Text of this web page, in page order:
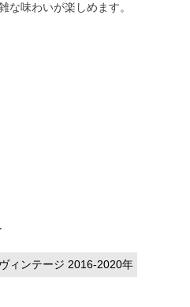
な味わいが楽しめます。
ヴィンテージ 2016-2020年